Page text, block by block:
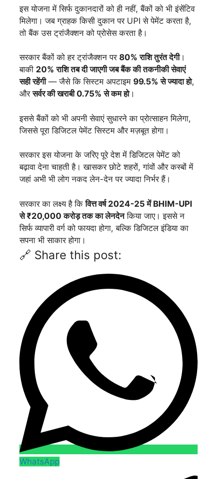
इस योजना में सिर्फ दुकानदारों को ही नहीं, बैंकों को भी इंसेंटिव
मिलेगा। जब ग्राहक किसी दुकान पर UPI से पेमेंट करता है,
तो बैंक उस ट्रांजैक्शन को प्रोसेस करता है।
सरकार बैंकों को हर ट्रांजैक्शन पर 80% राशि तुरंत देगी।
बाकी 20% राशि तब दी जाएगी जब बैंक की तकनीकी सेवाएं
सही रहेंगी— जैसे कि सिस्टम अपटाइम 99.5% से ज्यादा हो,
औरसर्वर की खराबी 0.75% से कम हो।
इससे बैंकों को भी अपनी सेवाएं सुधारने का प्रोत्साहन मिलेगा,
जिससे पूरा डिजिटल पेमेंट सिस्टम और मज़बूत होगा।
सरकार इस योजना के जरिए पूरे देश में डिजिटल पेमेंट को
बढ़ावा देना चाहती है। खासकर छोटे शहरों, गांवों और कस्बों में
जहां अभी भी लोग नकद लेन-देन पर ज्यादा निर्भर हैं।
सरकार का लक्ष्य है किवित्त वर्ष 2024-25 में BHIM-UPI
से ₹20,000 करोड़ तक का लेनदेनकिया जाए। इससे न
सिर्फ व्यापारी वर्ग को फायदा होगा, बल्कि डिजिटल इंडिया का
सपना भी साकार होगा।
🔗 Share this post:
WhatsApp